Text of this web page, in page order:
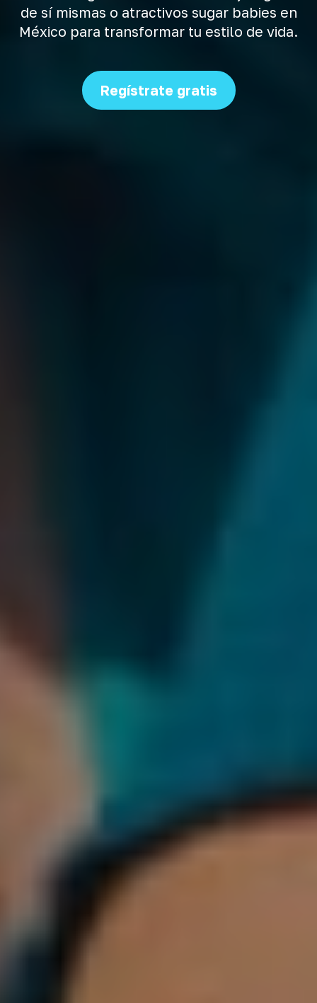
de sí mismas o atractivos sugar babies en
México para transformar tu estilo de vida.
Regístrate gratis